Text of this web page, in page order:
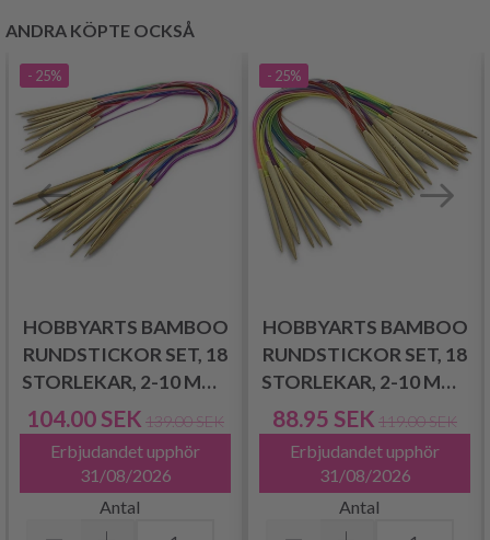
ANDRA KÖPTE OCKSÅ
- 25%
HOBBYARTS BAMBOO
RUNDSTICKOR SET, 18
STORLEKAR, 2-10 MM -
80 CM
104.00 SEK 139.00 SEK
Erbjudandet upphör
31/08/2026
Antal
- 25%
HOBBYARTS BAMBOO
RUNDSTICKOR SET, 18
STORLEKAR, 2-10 MM -
40 CM
88.95 SEK 119.00 SEK
Erbjudandet upphör
31/08/2026
Antal